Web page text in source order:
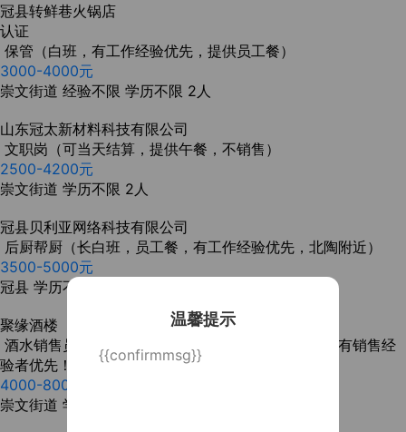
冠县转鲜巷火锅店
认证
保管（白班，有工作经验优先，提供员工餐）
3000-4000元
崇文街道 经验不限 学历不限 2人
山东冠太新材料科技有限公司
文职岗（可当天结算，提供午餐，不销售）
2500-4200元
崇文街道 学历不限 2人
冠县贝利亚网络科技有限公司
后厨帮厨（长白班，员工餐，有工作经验优先，北陶附近）
3500-5000元
冠县 学历不限
聚缘酒楼
酒水销售员（有快消品经验，月休四天，退役军人和有销售经
验者优先！）
4000-8000元
崇文街道 学历不限
温馨提示
{{confirmmsg}}